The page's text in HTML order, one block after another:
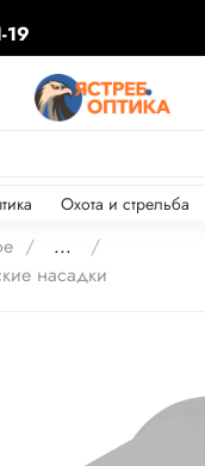
19
Охота и стрельба
...
насадки